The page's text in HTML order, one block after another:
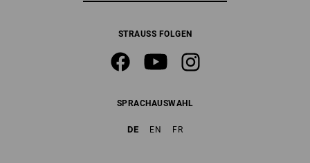
STRAUSS FOLGEN
SPRACHAUSWAHL
DE EN FR